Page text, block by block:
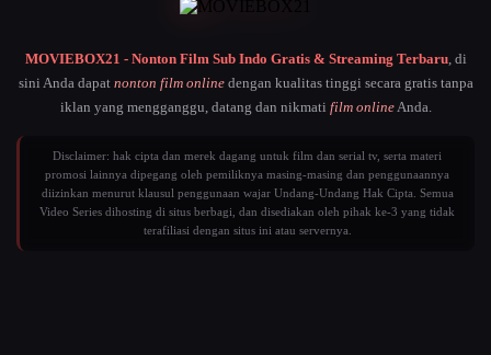
MOVIEBOX21 - Nonton Film Sub Indo Gratis & Streaming Terbaru, di
sini Anda dapat nonton film onlinedengan kualitas tinggi secara gratis tanpa
iklan yang mengganggu, datang dan nikmati film onlineAnda.
Disclaimer: hak cipta dan merek dagang untuk film dan serial tv, serta materi
promosi lainnya dipegang oleh pemiliknya masing-masing dan penggunaannya
diizinkan menurut klausul penggunaan wajar Undang-Undang Hak Cipta. Semua
Video Series dihosting di situs berbagi, dan disediakan oleh pihak ke-3 yang tidak
terafiliasi dengan situs ini atau servernya.